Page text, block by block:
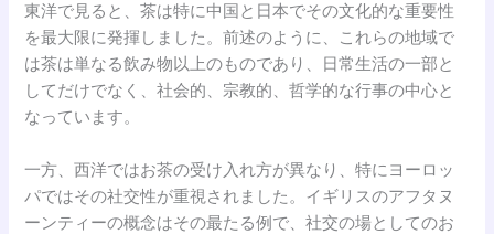
東洋で見ると、茶は特に中国と日本でその文化的な重要性
を最大限に発揮しました。前述のように、これらの地域で
は茶は単なる飲み物以上のものであり、日常生活の一部と
してだけでなく、社会的、宗教的、哲学的な行事の中心と
なっています。
一方、西洋ではお茶の受け入れ方が異なり、特にヨーロッ
パではその社交性が重視されました。イギリスのアフタヌ
ーンティーの概念はその最たる例で、社交の場としてのお